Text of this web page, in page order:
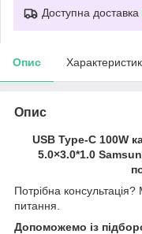
Доступна доставка
Опис
Опис
USB Type-C 100W
5.0×3.0*1.0
Потрібна
питання.
Допоможемо із